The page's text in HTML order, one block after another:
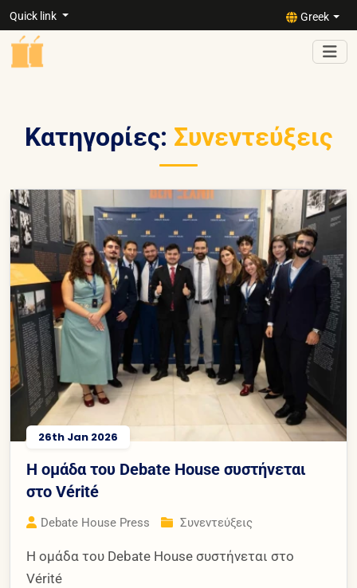
Quick link Greek
Κατηγορίες: Συνεντεύξεις
26th Jan 2026
Η ομάδα του Debate House συστήνεται
στο Vérité
Debate House Press Συνεντεύξεις
Η ομάδα του Debate House συστήνεται στο
Vérité